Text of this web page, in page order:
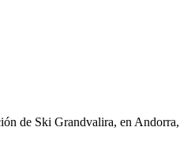
de Ski Grandvalira, en